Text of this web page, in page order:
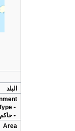
البلد
• Type
• حاكم
Area